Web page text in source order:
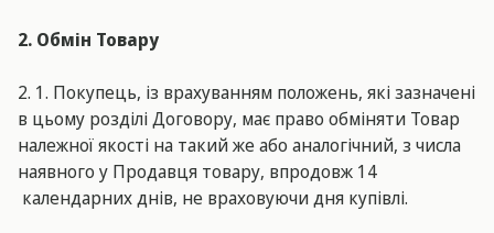
2. Обмін Товару
2. 1. Покупець, із врахуванням положень, які зазначені
в цьому розділі Договору, має право обміняти Товар
належної якості на такий же або аналогічний, з числа
наявного у Продавця товару, впродовж 14
календарних днів, не враховуючи дня купівлі.